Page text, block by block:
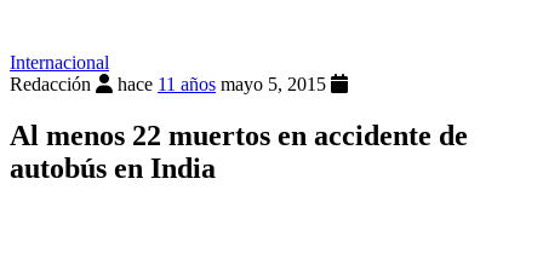
Internacional
Redacción
hace 11 años mayo 5, 2015
Al menos 22 muertos en accidente de
autobús en India